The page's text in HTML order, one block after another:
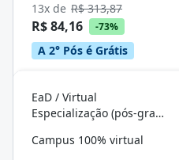
13x de R$ 313,87
R$ 84,16 -73%
A 2° Pós é Grátis
EaD / Virtual
Especialização (pós-graduação)
Campus 100% virtual